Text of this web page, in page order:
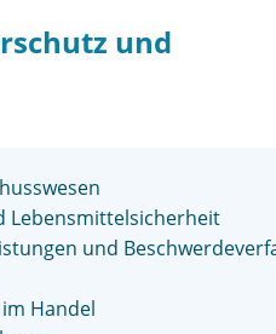
und
Lebensmittelsicherheit
und
Handel